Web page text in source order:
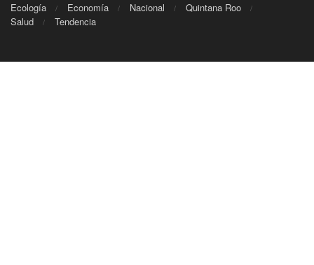
Ecología Economía Nacional
Quintana Roo
Salud
Tendencia